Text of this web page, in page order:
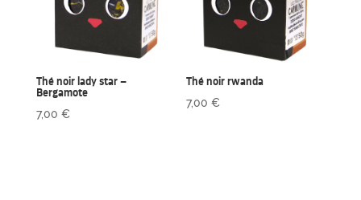
Thé noir lady star –
Bergamote
7,00 €
Thé noir rwanda
7,00€